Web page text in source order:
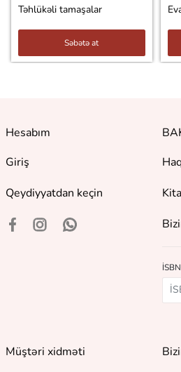
Təhlükəli tamaşalar
Səbətə at
Hesabım
Giriş
Qeydiyyatdan keçin
Müştəri xidməti